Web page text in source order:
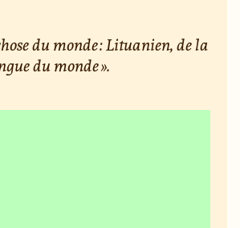
du monde : Lituanien, de la
du monde ».